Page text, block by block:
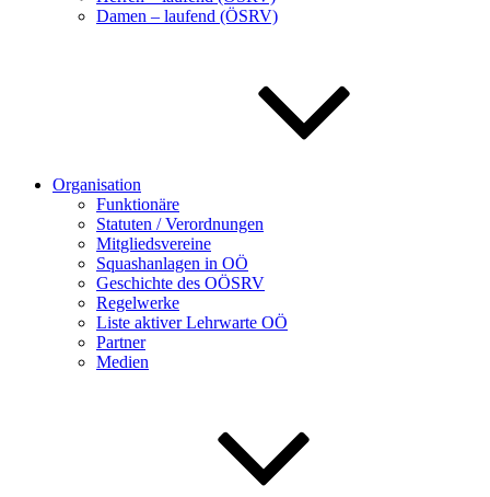
Damen – laufend (ÖSRV)
Organisation
Funktionäre
Statuten / Verordnungen
Mitgliedsvereine
Squashanlagen in OÖ
Geschichte des OÖSRV
Regelwerke
Liste aktiver Lehrwarte OÖ
Partner
Medien